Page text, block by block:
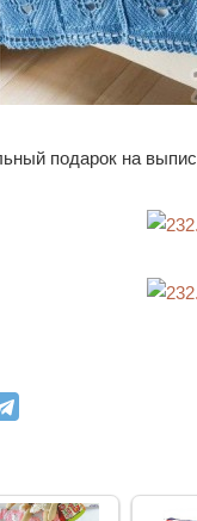
подарок на